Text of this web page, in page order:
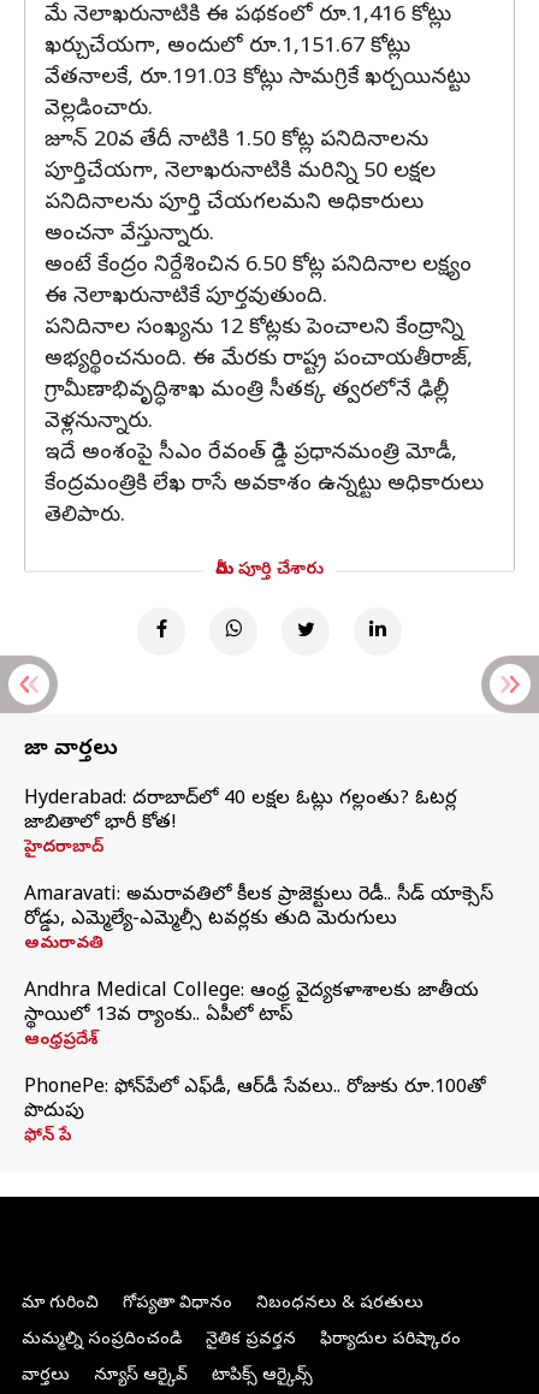
మే నెలాఖరునాటికి ఈ పథకంలో రూ.1,416 కోట్లు
ఖర్చుచేయగా, అందులో రూ.1,151.67 కోట్లు
వేతనాలకే, రూ.191.03 కోట్లు సామగ్రికే ఖర్చయినట్టు
వెల్లడించారు.
జూన్‌ 20వ తేదీ నాటికి 1.50 కోట్ల పనిదినాలను
పూర్తిచేయగా, నెలాఖరునాటికి మరిన్ని 50 లక్షల
పనిదినాలను పూర్తి చేయగలమని అధికారులు
అంచనా వేస్తున్నారు.
అంటే కేంద్రం నిర్దేశించిన 6.50 కోట్ల పనిదినాల లక్ష్యం
ఈ నెలాఖరునాటికే పూర్తవుతుంది.
పనిదినాల సంఖ్యను 12 కోట్లకు పెంచాలని కేంద్రాన్ని
అభ్యర్థించనుంది. ఈ మేరకు రాష్ట్ర పంచాయతీరాజ్‌,
గ్రామీణాభివృద్ధిశాఖ మంత్రి సీతక్క త్వరలోనే ఢిల్లీ
వెళ్లనున్నారు.
ఇదే అంశంపై సీఎం రేవంత్‌ రెడ్డి ప్రధానమంత్రి మోడీ,
కేంద్రమంత్రికి లేఖ రాసే అవకాశం ఉన్నట్టు అధికారులు
తెలిపారు.
మీరు పూర్తి చేశారు
తాజా వార్తలు
Hyderabad: హైదరాబాద్‌లో 40 లక్షల ఓట్లు గల్లంతు? ఓటర్ల
జాబితాలో భారీ కోత!
హైదరాబాద్
Amaravati: అమరావతిలో కీలక ప్రాజెక్టులు రెడీ.. సీడ్‌ యాక్సెస్‌
రోడ్డు, ఎమ్మెల్యే-ఎమ్మెల్సీ టవర్లకు తుది మెరుగులు
అమరావతి
Andhra Medical College: ఆంధ్ర వైద్యకళాశాలకు జాతీయ
స్థాయిలో 13వ ర్యాంకు.. ఏపీలో టాప్
ఆంధ్రప్రదేశ్
PhonePe: ఫోన్‌పేలో ఎఫ్‌డీ, ఆర్‌డీ సేవలు.. రోజుకు రూ.100తో
పొదుపు
ఫోన్‌ పే
మా గురించి గోప్యతా విధానం
నిబంధనలు & షరతులు
మమ్మల్ని సంప్రదించండి
నైతిక ప్రవర్తన
ఫిర్యాదుల పరిష్కారం
వార్తలు
న్యూస్ ఆర్కైవ్ టాపిక్స్ ఆర్కైవ్స్